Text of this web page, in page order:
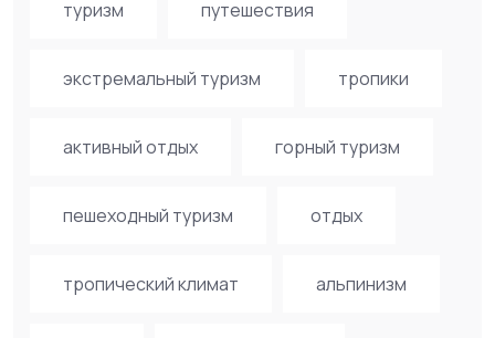
туризм путешествия
экстремальный туризм тропики
активный отдых горный туризм
пешеходный туризм отдых
тропический климат альпинизм